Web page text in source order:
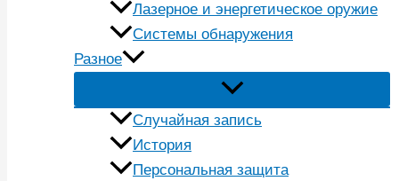
Лазерное и энергетическое оружие
Системы обнаружения
Разное
Случайная запись
История
Персональная защита